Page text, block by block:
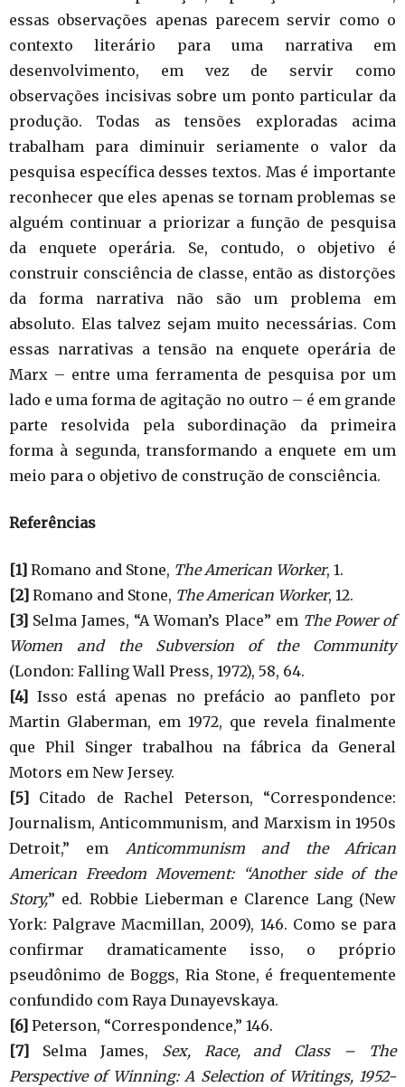
essas observações apenas parecem servir como o
contexto literário para uma narrativa em
desenvolvimento, em vez de servir como
observações incisivas sobre um ponto particular da
produção. Todas as tensões exploradas acima
trabalham para diminuir seriamente o valor da
pesquisa específica desses textos. Mas é importante
reconhecer que eles apenas se tornam problemas se
alguém continuar a priorizar a função de pesquisa
da enquete operária. Se, contudo, o objetivo é
construir consciência de classe, então as distorções
da forma narrativa não são um problema em
absoluto. Elas talvez sejam muito necessárias. Com
essas narrativas a tensão na enquete operária de
Marx – entre uma ferramenta de pesquisa por um
lado e uma forma de agitação no outro – é em grande
parte resolvida pela subordinação da primeira
forma à segunda, transformando a enquete em um
meio para o objetivo de construção de consciência.
Referências
[1] Romano and Stone, The American Worker, 1.
[2] Romano and Stone, The American Worker, 12.
[3] Selma James, “A Woman’s Place” em The Power of
Women and the Subversion of the Community
(London: Falling Wall Press, 1972), 58, 64.
[4]
Isso está apenas no prefácio ao panfleto por
Martin Glaberman, em 1972, que revela finalmente
que Phil Singer trabalhou na fábrica da General
Motors em New Jersey.
[5]
Citado de Rachel Peterson, “Correspondence:
Journalism, Anticommunism, and Marxism in 1950s
Detroit,” em Anticommunism and the African
American Freedom Movement: “Another side of the
Story,” ed. Robbie Lieberman e Clarence Lang (New
York: Palgrave Macmillan, 2009), 146. Como se para
confirmar dramaticamente isso, o próprio
pseudônimo de Boggs, Ria Stone, é frequentemente
confundido com Raya Dunayevskaya.
[6] Peterson, “Correspondence,” 146.
[7]
Selma James, Sex, Race, and Class – The
Perspective of Winning: A Selection of Writings, 1952-